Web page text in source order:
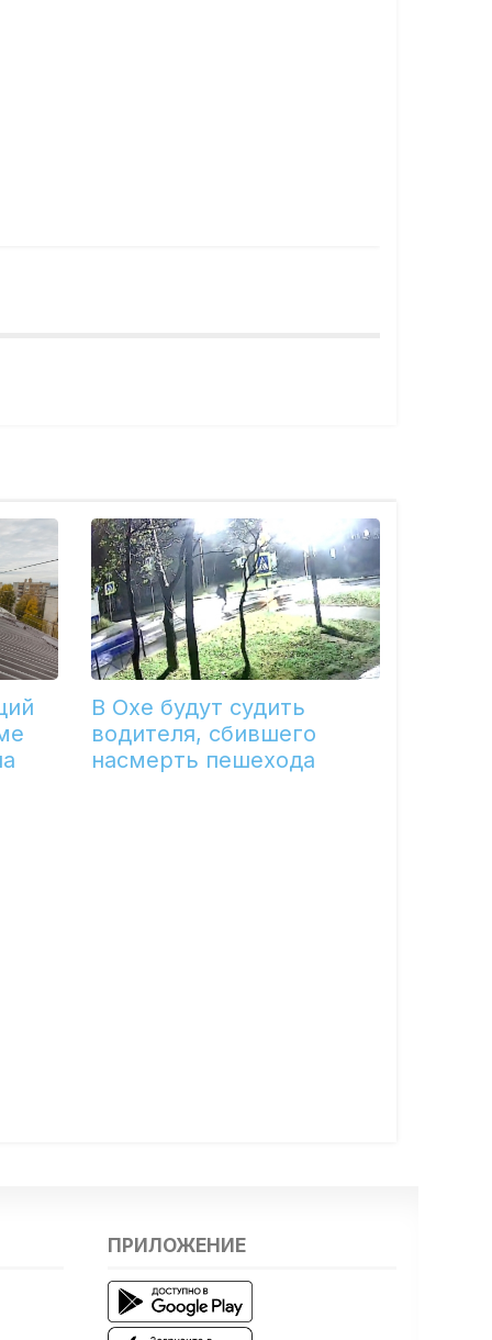
В Охе будут судить
водителя, сбившего
насмерть пешехода
ПРИЛОЖЕНИЕ